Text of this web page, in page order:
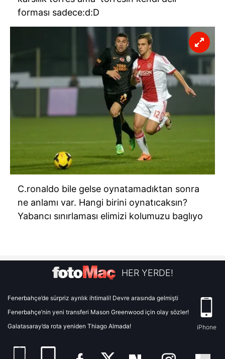
forması sadece:d:D
C.ronaldo bile gelse oynatamadıktan sonra
ne anlamı var. Hangi birini oynatıcaksın?
Yabancı sınırlaması elimizi kolumuzu baglıyo
HER YERDE!
Fenerbahçe’de sürpriz ayrılık ihtimali! Devre arasında gelmişti
Fenerbahçe’nin yeni transferi Mason Greenwood için olay sözler!
Galatasaray’da rota yeniden Thiago Almada!
iPhone